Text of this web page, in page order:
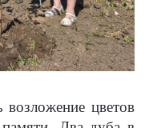
возложение цветов